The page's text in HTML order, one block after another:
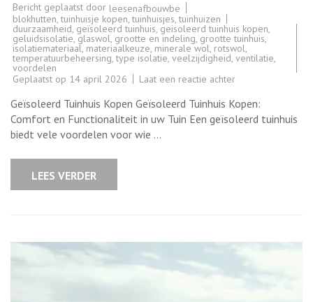
Bericht geplaatst door leesenafbouwbe
blokhutten,tuinhuisje kopen,tuinhuisjes,tuinhuizen
duurzaamheid, geïsoleerd tuinhuis, geisoleerd tuinhuis kopen,
geluidsisolatie, glaswol, grootte en indeling, grootte tuinhuis,
isolatiemateriaal, materiaalkeuze, minerale wol, rotswol,
temperatuurbeheersing,type isolatie, veelzijdigheid, ventilatie,
voordelen
Geplaatst op 14 april 2026 Laat een reactie achterop
het
Kopen
van
Geïsoleerd Tuinhuis Kopen Geïsoleerd Tuinhuis Kopen:
Comfort en Functionaliteit in uw Tuin Een geïsoleerd tuinhuis
biedt vele voordelen voor wie …
LEES VERDER